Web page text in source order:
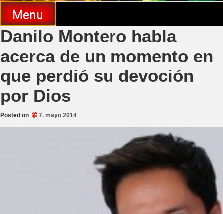
Menu
Danilo Montero habla
acerca de un momento en
que perdió su devoción
por Dios
Posted on 7. mayo 2014